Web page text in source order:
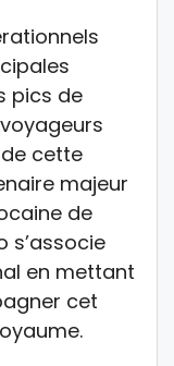
pics de
cette
majeur
de
s’associe
en mettant
cet